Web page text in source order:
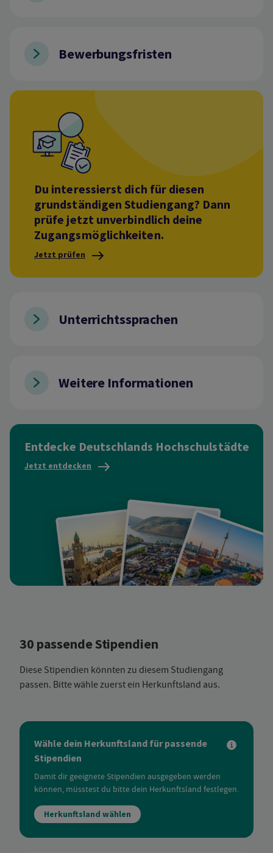
Bewerbungsfristen
Du interessierst dich für diesen
grundständigen Studiengang? Dann
prüfe jetzt unverbindlich deine
Zugangsmöglichkeiten.
Jetzt prüfen
Unterrichtssprachen
Weitere Informationen
Entdecke Deutschlands Hochschulstädte
Jetzt entdecken
30 passende Stipendien
Diese Stipendien könnten zu diesem Studiengang
passen. Bitte wähle zuerst ein Herkunftsland aus.
Wähle dein Herkunftsland für passende
Stipendien
Damit dir geeignete Stipendien ausgegeben werden
können, müsstest du bitte dein Herkunftsland festlegen.
Herkunftsland wählen